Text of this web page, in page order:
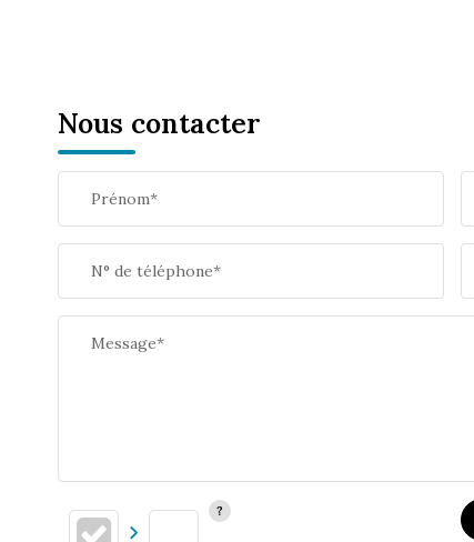
Nous contacter
Prénom*
N° de téléphone*
Message*